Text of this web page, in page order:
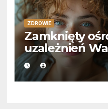
ZDROWIE
Zamknięty
uzależnień